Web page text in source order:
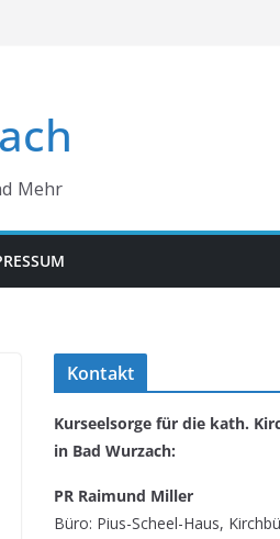
Mehr
Kontakt
Kurseelsorge für die kath.
in Bad Wurzach:
PR Raimund Miller
Büro: Pius-Scheel-Haus,